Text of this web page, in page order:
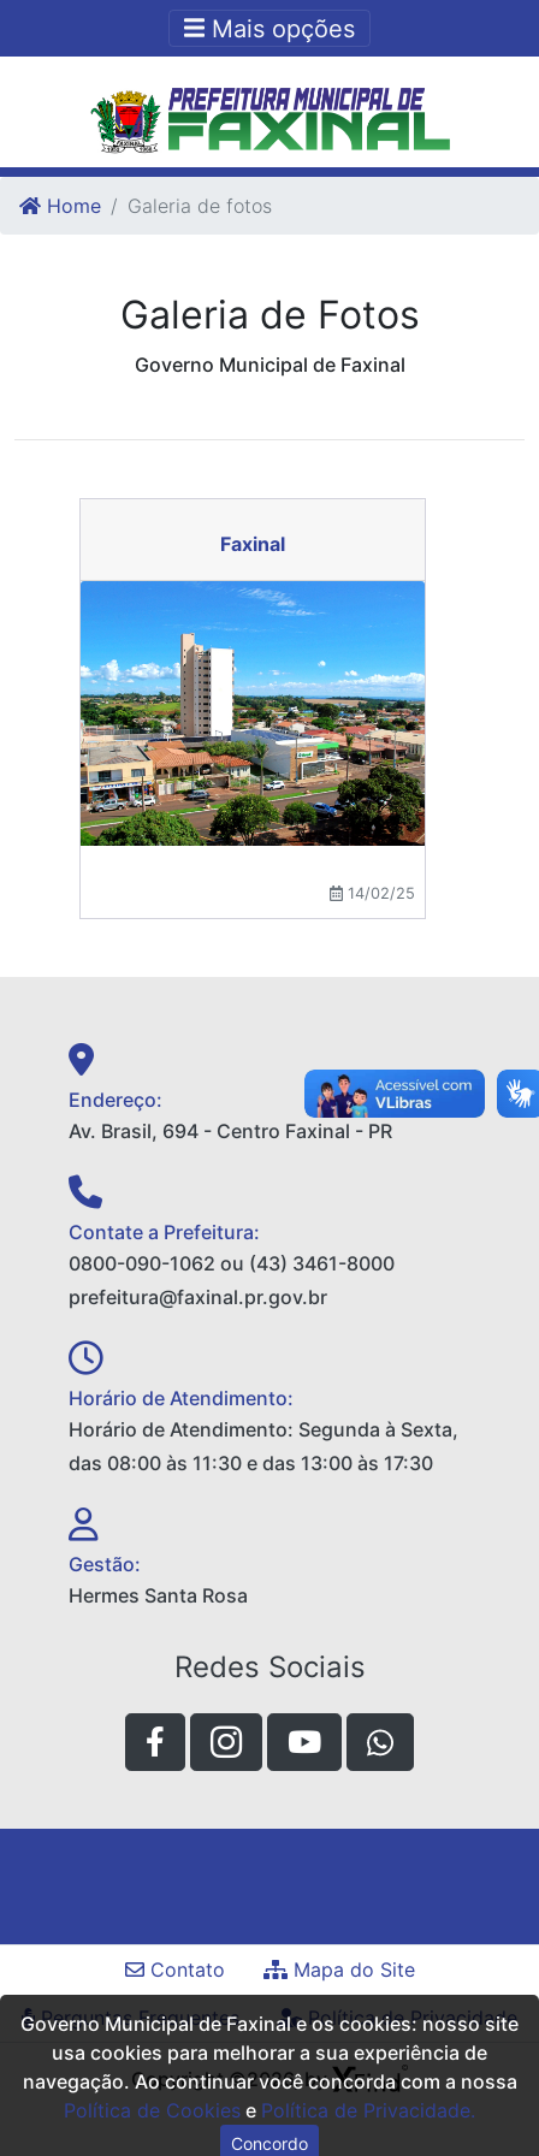
Ir para o fim do conteudo
Mais opções
Home Galeria de fotos
Galeria de Fotos
Governo Municipal de Faxinal
Faxinal
14/02/25
Endereço:
Av. Brasil, 694 - Centro Faxinal - PR
Contate a Prefeitura:
0800-090-1062 ou (43) 3461-8000
prefeitura@faxinal.pr.gov.br
Horário de Atendimento:
Horário de Atendimento: Segunda à Sexta,
das 08:00 às 11:30 e das 13:00 às 17:30
Gestão:
Hermes Santa Rosa
Redes Sociais
Contato
Mapa do Site
Perguntas Frequentes
Política de Privacidade
Copyright ©2026, by
Governo Municipal de Faxinal e os cookies: nosso site
usa cookies para melhorar a sua experiência de
navegação. Ao continuar você concorda com a nossa
Política de Cookies e Política de Privacidade.
Concordo